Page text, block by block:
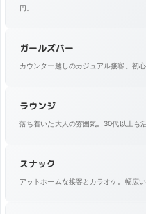
円。
ガールズバー
カウンター越しのカジュアル接客。初
ラウンジ
落ち着いた大人の雰囲気。30代以上も
スナック
アットホームな接客とカラオケ。幅広